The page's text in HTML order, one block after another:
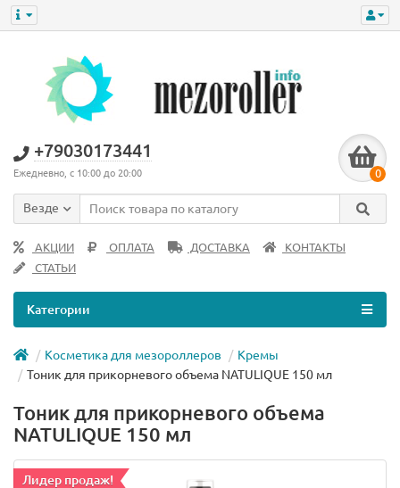
+79030173441
Ежедневно, с 10:00 до 20:00 0
Везде
АКЦИИ ОПЛАТА ДОСТАВКА
КОНТАКТЫ
СТАТЬИ
Категории
Косметика для мезороллеров
Кремы
Тоник для прикорневого объема NATULIQUE 150 мл
Тоник для прикорневого объема
NATULIQUE 150 мл
Лидер продаж!